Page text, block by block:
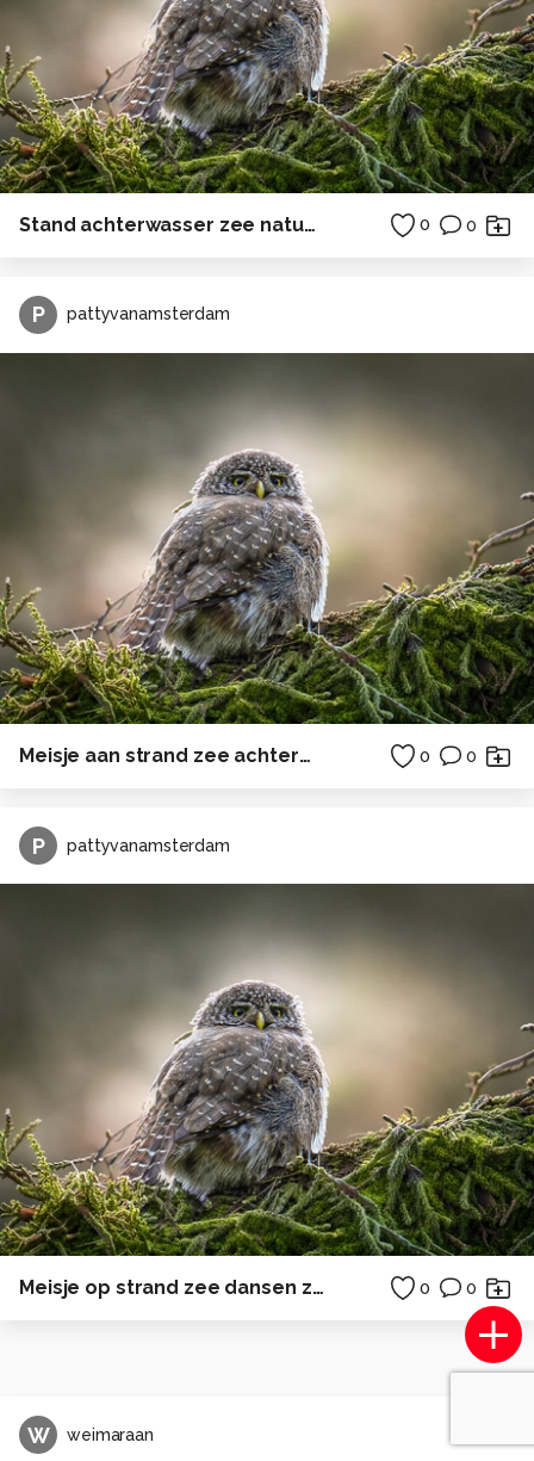
Stand achterwasser zee natuur ostsee duitsland camping 0 0
P pattyvanamsterdam
Meisje aan strand zee achterwasser ostsee 0 0
P pattyvanamsterdam
Meisje op strand zee dansen zomer achterwasser ostsee duitsland 0 0
W weimaraan